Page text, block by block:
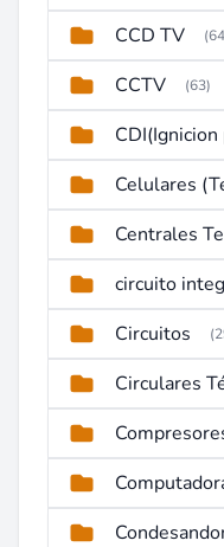
CCD TV
CCTV (63)
Celulares
Centrales
circuito
Circuitos
Circulares